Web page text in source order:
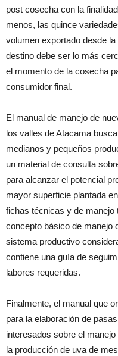
post cosecha con la
menos, las quince
volumen exportado desde
destino debe ser lo más
el momento de la cosecha
consumidor final.
El manual de manejo de
los valles de Atacama
medianos y pequeños
un material de consulta
para alcanzar el potencial
mayor superficie plantada
fichas técnicas y de manejo
concepto básico de manejo
sistema productivo
contiene una guía de
labores requeridas.
Finalmente, el manual que
para la elaboración de
interesados sobre el
la producción de uva de